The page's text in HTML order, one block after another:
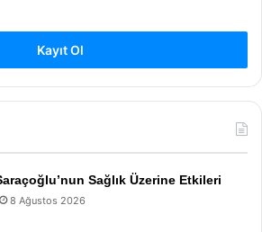
Kayıt Ol
Sağlık Üzerine Etkileri
8 Ağustos 2026